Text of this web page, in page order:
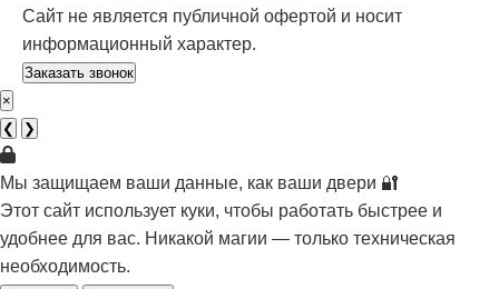
Сайт не является публичной офертой и носит
информационный характер.
Заказать звонок
×
❮
❯
Мы защищаем ваши данные, как ваши двери 🔐
Этот сайт использует куки, чтобы работать быстрее и
удобнее для вас. Никакой магии — только техническая
необходимость.